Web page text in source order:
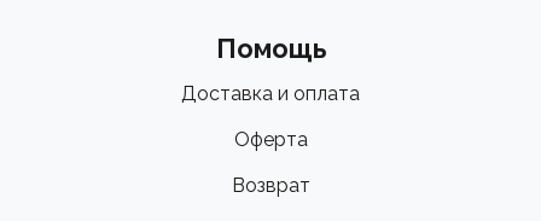
Помощь
Доставка и оплата
Оферта
Возврат